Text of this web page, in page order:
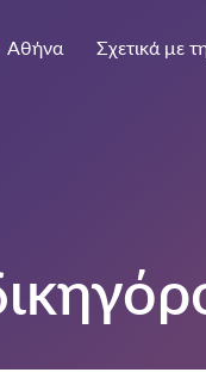
Αθήνα Σχετικά με